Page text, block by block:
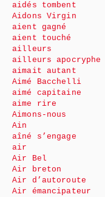
aidés tombent
Aidons Virgin
aient gagné
aient touché
ailleurs
ailleurs apocryphe
aimait autant
Aimé Bacchelli
aimé capitaine
aime rire
Aimons-nous
Ain
aîné s’engage
air
Air Bel
Air breton
Air d’autoroute
Air émancipateur